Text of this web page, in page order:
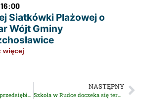
Siatkówki Plażowej o
Wójt Gminy
więcej
NASTĘPNY
Szkoła w Rudce doczeka się termomodernizacji